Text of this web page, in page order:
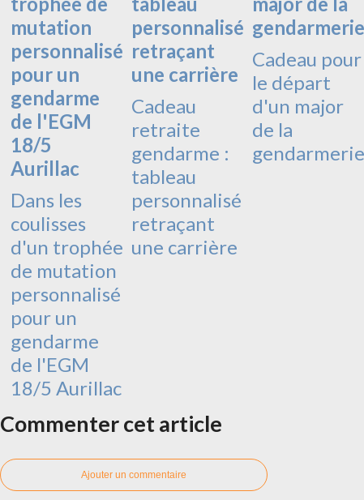
Dans les
coulisses
d'un trophée
de mutation
personnalisé
pour un
gendarme
de l'EGM
18/5 Aurillac
Cadeau
retraite
gendarme :
tableau
personnalisé
retraçant
une carrière
Cadeau pour
le départ
d'un major
de la
gendarmerie
Commenter cet article
Ajouter un commentaire